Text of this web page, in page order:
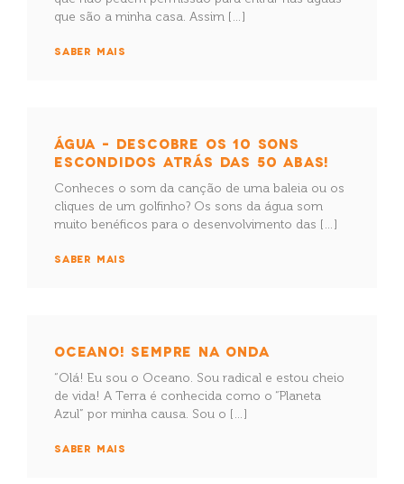
que são a minha casa. Assim […]
SABER MAIS
ÁGUA – DESCOBRE OS 10 SONS
ESCONDIDOS ATRÁS DAS 50 ABAS!
Conheces o som da canção de uma baleia ou os
cliques de um golfinho? Os sons da água som
muito benéficos para o desenvolvimento das […]
SABER MAIS
OCEANO! SEMPRE NA ONDA
“Olá! Eu sou o Oceano. Sou radical e estou cheio
de vida! A Terra é conhecida como o “Planeta
Azul” por minha causa. Sou o […]
SABER MAIS